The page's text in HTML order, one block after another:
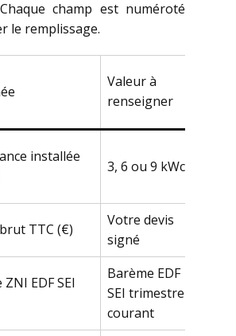
champ est numéroté
le remplissage.
Valeur à
renseigner
installée
3, 6 ou 9 kWc
TTC (€)
Votre devis
signé
EDF SEI
Barème EDF
SEI trimestre
courant